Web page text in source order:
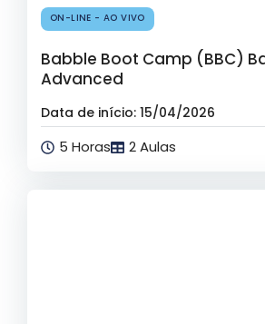
ON-LINE - AO VIVO
Babble Boot Camp (BBC)
Advanced
Data de início: 15/04/2026
5 Horas 2 Aulas